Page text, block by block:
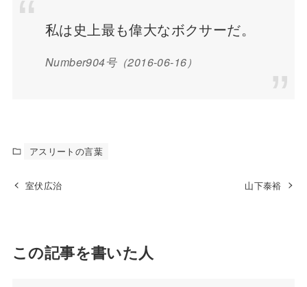
私は史上最も偉大なボクサーだ。
Number904号（2016-06-16）
アスリートの言葉
室伏広治 山下泰裕
この記事を書いた人